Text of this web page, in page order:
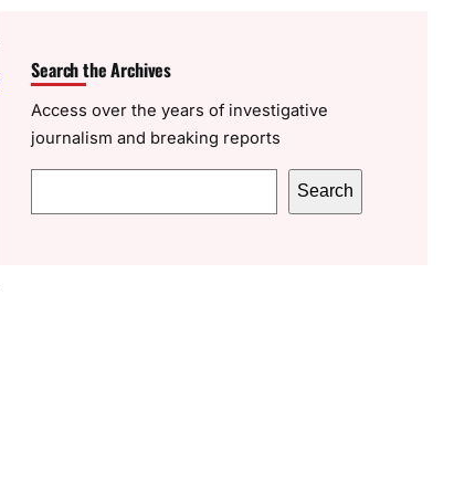
Search the Archives
Access over the years of investigative
journalism and breaking reports
e
Search